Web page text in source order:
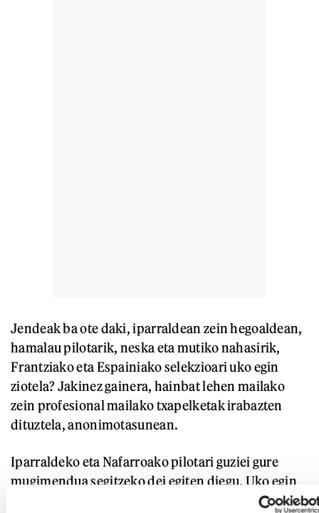
Jendeak ba ote daki, iparraldean zein hegoaldean,
hamalau pilotarik, neska eta mutiko nahasirik,
Frantziako eta Espainiako selekzioari uko egin
ziotela? Jakinez gainera, hainbat lehen mailako
zein profesional mailako txapelketak irabazten
dituztela, anonimotasunean.
Iparraldeko eta Nafarroako pilotari guziei gure
mugimendua segitzeko dei egiten diegu. Uko egin
diezaiegun denek elkarrekin, Frantziako eta